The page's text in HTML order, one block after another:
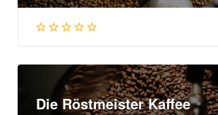
Die Röstmeister Kaffee